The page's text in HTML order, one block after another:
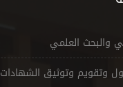
والبحث العلمي
وتقويم وتوثيق الشهادات